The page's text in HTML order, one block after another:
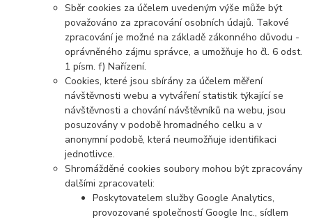
Sběr cookies za účelem uvedeným výše může být
považováno za zpracování osobních údajů. Takové
zpracování je možné na základě zákonného důvodu -
oprávněného zájmu správce, a umožňuje ho čl. 6 odst.
1 písm. f) Nařízení.
Cookies, které jsou sbírány za účelem měření
návštěvnosti webu a vytváření statistik týkající se
návštěvnosti a chování návštěvníků na webu, jsou
posuzovány v podobě hromadného celku a v
anonymní podobě, která neumožňuje identifikaci
jednotlivce.
Shromážděné cookies soubory mohou být zpracovány
dalšími zpracovateli:
Poskytovatelem služby Google Analytics,
provozované společností Google Inc., sídlem